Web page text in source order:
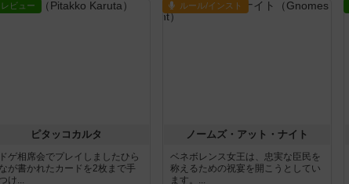
レビュー
ピタッコカルタ
ゲ相席会でプレイしましたひら
が書かれたカードを2枚まで手
け...
ルール/インスト
ノームズ・アット・ナイト
ベネボレンス女王は、忠実な臣民を
称えるための祝宴を開こうとしてい
ます。...